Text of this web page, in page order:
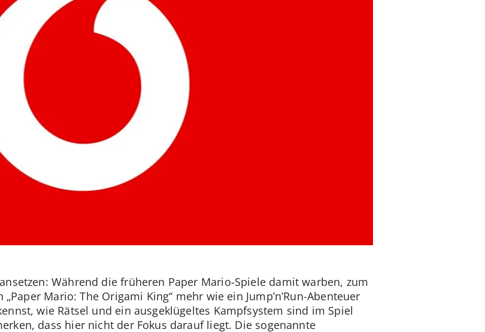
Während die früheren Paper Mario-Spiele damit warben, zum
Mario: The Origami King“ mehr wie ein Jump’n’Run-Abenteuer
wie Rätsel und ein ausgeklügeltes Kampfsystem sind im Spiel
dass hier nicht der Fokus darauf liegt. Die sogenannte